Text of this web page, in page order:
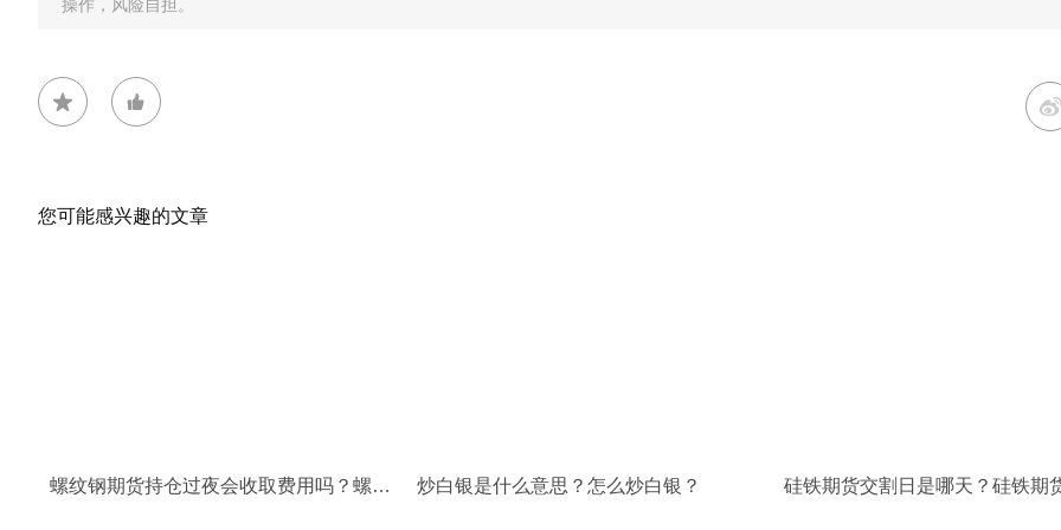
操作，风险自担。
您可能感兴趣的文章
螺纹钢期货持仓过夜会收取费用吗？螺纹钢期货保证金 炒白银是什么意思？怎么炒白银？